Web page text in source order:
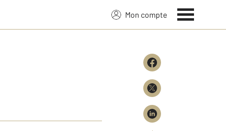
Mon compte